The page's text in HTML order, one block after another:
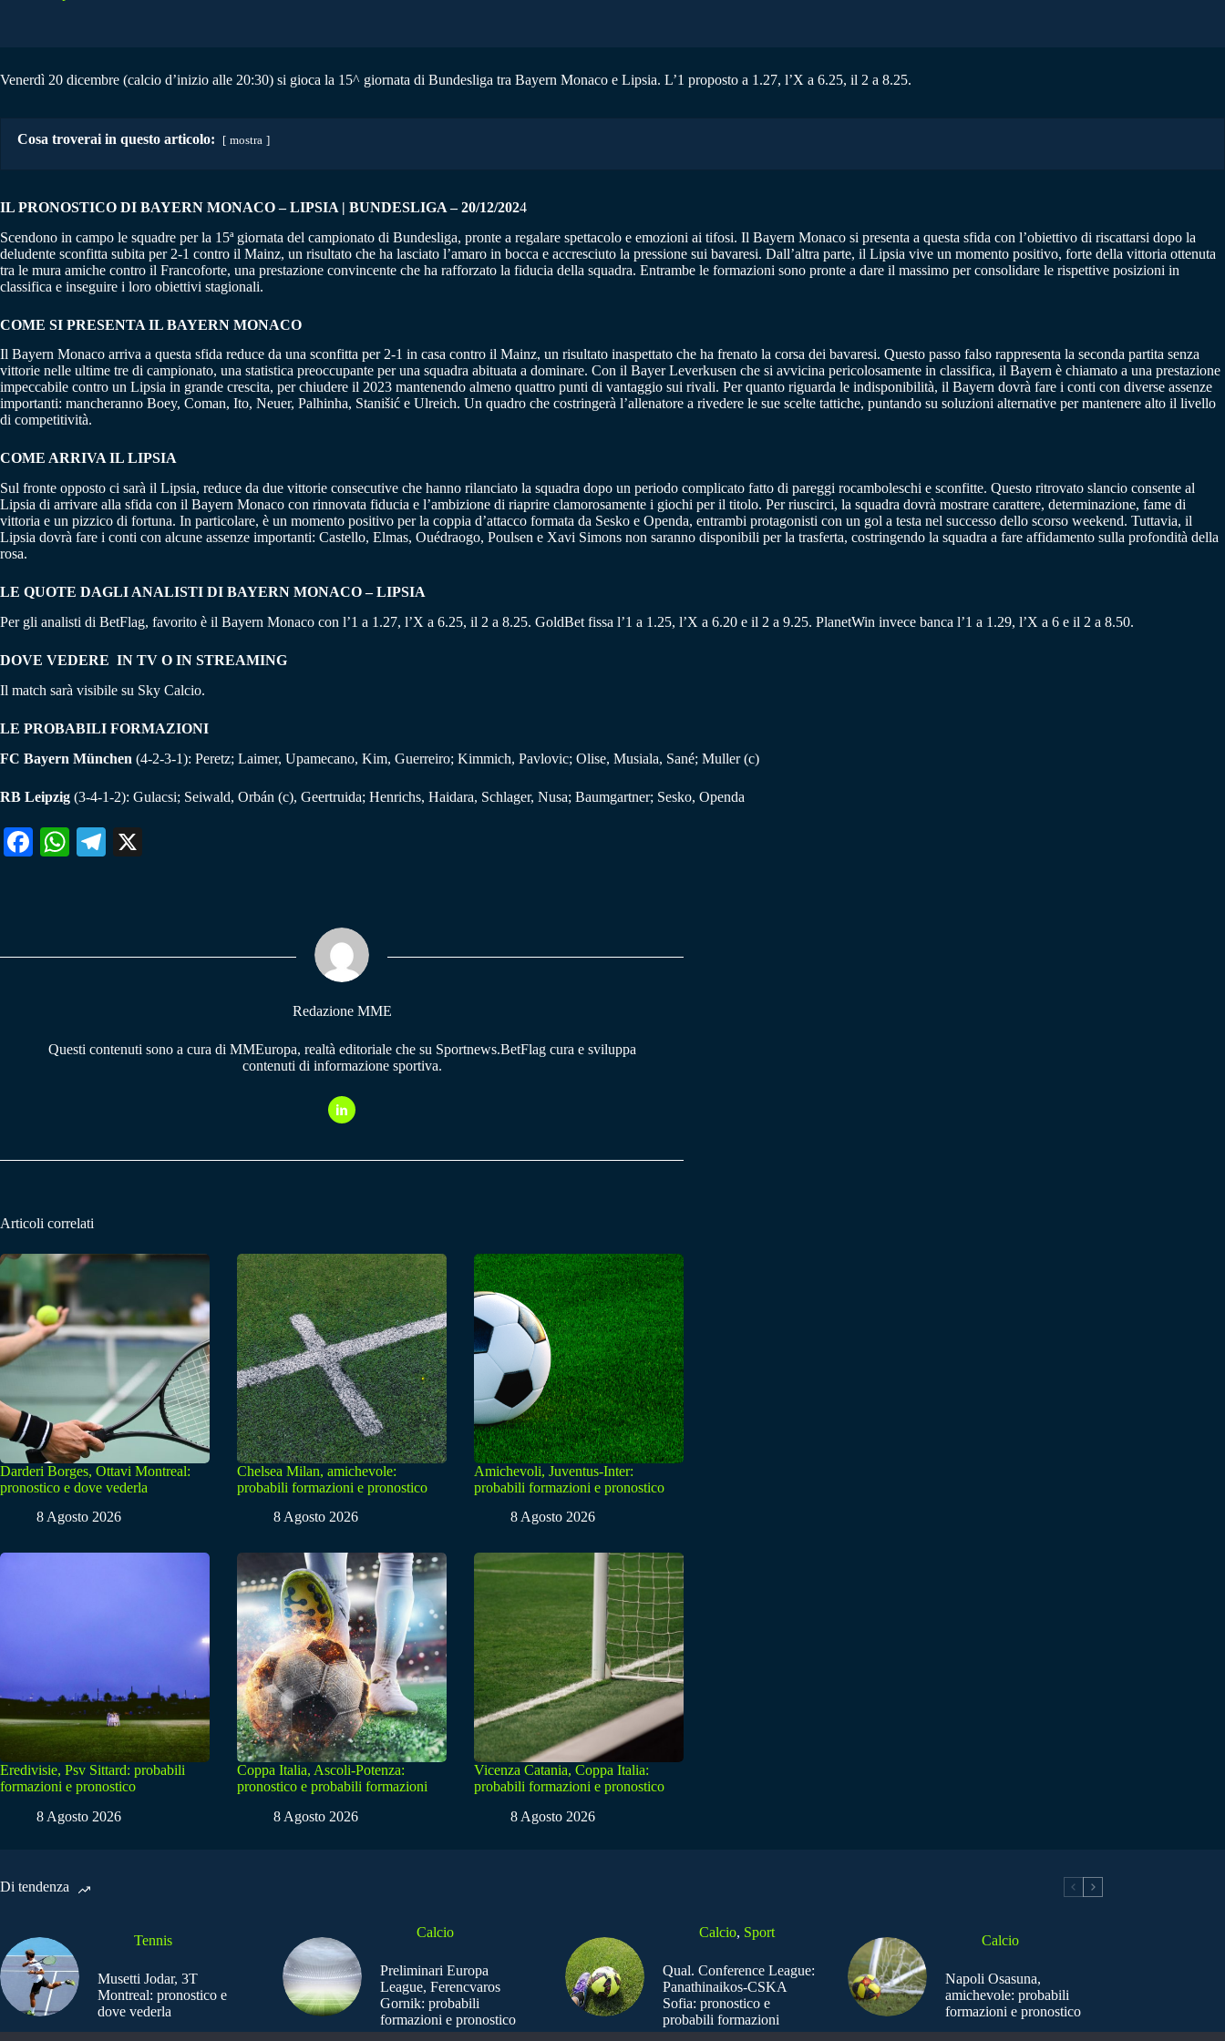
Venerdì 20 dicembre (calcio d’inizio alle 20:30) si gioca la 15^ giornata di Bundesliga tra Bayern Monaco e Lipsia. L’1 proposto a 1.27, l’X a 6.25, il 2 a 8.25.
Cosa troverai in questo articolo: mostra
IL PRONOSTICO DI BAYERN MONACO – LIPSIA | BUNDESLIGA – 20/12/2024
Scendono in campo le squadre per la 15ª giornata del campionato di Bundesliga, pronte a regalare spettacolo e emozioni ai tifosi. Il Bayern Monaco si presenta a questa sfida con l’obiettivo di riscattarsi dopo la
deludente sconfitta subita per 2-1 contro il Mainz, un risultato che ha lasciato l’amaro in bocca e accresciuto la pressione sui bavaresi. Dall’altra parte, il Lipsia vive un momento positivo, forte della vittoria ottenuta
tra le mura amiche contro il Francoforte, una prestazione convincente che ha rafforzato la fiducia della squadra. Entrambe le formazioni sono pronte a dare il massimo per consolidare le rispettive posizioni in
classifica e inseguire i loro obiettivi stagionali.
COME SI PRESENTA IL BAYERN MONACO
Il Bayern Monaco arriva a questa sfida reduce da una sconfitta per 2-1 in casa contro il Mainz, un risultato inaspettato che ha frenato la corsa dei bavaresi. Questo passo falso rappresenta la seconda partita senza
vittorie nelle ultime tre di campionato, una statistica preoccupante per una squadra abituata a dominare. Con il Bayer Leverkusen che si avvicina pericolosamente in classifica, il Bayern è chiamato a una prestazione
impeccabile contro un Lipsia in grande crescita, per chiudere il 2023 mantenendo almeno quattro punti di vantaggio sui rivali. Per quanto riguarda le indisponibilità, il Bayern dovrà fare i conti con diverse assenze
importanti: mancheranno Boey, Coman, Ito, Neuer, Palhinha, Stanišić e Ulreich. Un quadro che costringerà l’allenatore a rivedere le sue scelte tattiche, puntando su soluzioni alternative per mantenere alto il livello
di competitività.
COME ARRIVA IL LIPSIA
Sul fronte opposto ci sarà il Lipsia, reduce da due vittorie consecutive che hanno rilanciato la squadra dopo un periodo complicato fatto di pareggi rocamboleschi e sconfitte. Questo ritrovato slancio consente al
Lipsia di arrivare alla sfida con il Bayern Monaco con rinnovata fiducia e l’ambizione di riaprire clamorosamente i giochi per il titolo. Per riuscirci, la squadra dovrà mostrare carattere, determinazione, fame di
vittoria e un pizzico di fortuna. In particolare, è un momento positivo per la coppia d’attacco formata da Sesko e Openda, entrambi protagonisti con un gol a testa nel successo dello scorso weekend. Tuttavia, il
Lipsia dovrà fare i conti con alcune assenze importanti: Castello, Elmas, Ouédraogo, Poulsen e Xavi Simons non saranno disponibili per la trasferta, costringendo la squadra a fare affidamento sulla profondità della
rosa.
LE QUOTE DAGLI ANALISTI DI BAYERN MONACO – LIPSIA
Per gli analisti di BetFlag, favorito è il Bayern Monaco con l’1 a 1.27, l’X a 6.25, il 2 a 8.25. GoldBet fissa l’1 a 1.25, l’X a 6.20 e il 2 a 9.25. PlanetWin invece banca l’1 a 1.29, l’X a 6 e il 2 a 8.50.
DOVE VEDERE IN TV O IN STREAMING
Il match sarà visibile su Sky Calcio.
LE PROBABILI FORMAZIONI
FC Bayern München (4-2-3-1): Peretz; Laimer, Upamecano, Kim, Guerreiro; Kimmich, Pavlovic; Olise, Musiala, Sané; Muller (c)
RB Leipzig (3-4-1-2): Gulacsi; Seiwald, Orbán (c), Geertruida; Henrichs, Haidara, Schlager, Nusa; Baumgartner; Sesko, Openda
Fa W
pp
Te
m
Redazione MME
Questi contenuti sono a cura di MMEuropa, realtà editoriale che su Sportnews.BetFlag cura e sviluppa
contenuti di informazione sportiva.
Articoli correlati
Darderi Borges, Ottavi Montreal:
pronostico e dove vederla
8 Agosto 2026
Chelsea Milan, amichevole:
probabili formazioni e pronostico
8 Agosto 2026
Amichevoli, Juventus-Inter:
probabili formazioni e pronostico
8 Agosto 2026
Eredivisie, Psv Sittard: probabili
formazioni e pronostico
8 Agosto 2026
Coppa Italia, Ascoli-Potenza:
pronostico e probabili formazioni
8 Agosto 2026
Vicenza Catania, Coppa Italia:
probabili formazioni e pronostico
8 Agosto 2026
Di tendenza
Tennis
Musetti Jodar, 3T
Montreal: pronostico e
dove vederla
Calcio
Preliminari Europa
League, Ferencvaros
Gornik: probabili
formazioni e pronostico
Calcio, Sport
Qual. Conference League:
Panathinaikos-CSKA
Sofia: pronostico e
probabili formazioni
Calcio
Napoli Osasuna,
amichevole: probabili
formazioni e pronostico